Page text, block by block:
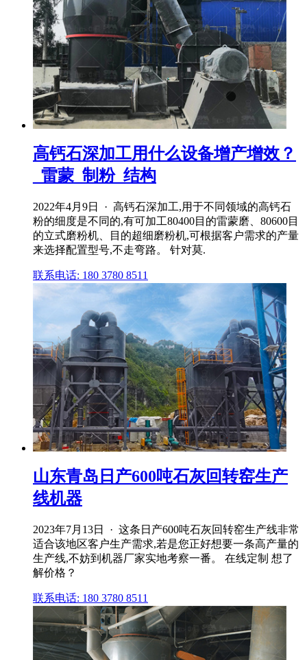
高钙石深加工用什么设备增产增效？
_雷蒙_制粉_结构
2022年4月9日 · 高钙石深加工,用于不同领域的高钙石
粉的细度是不同的,有可加工80400目的雷蒙磨、80600目
的立式磨粉机、目的超细磨粉机,可根据客户需求的产量
来选择配置型号,不走弯路。 针对莫.
联系电话: 180 3780 8511
山东青岛日产600吨石灰回转窑生产
线机器
2023年7月13日 · 这条日产600吨石灰回转窑生产线非常
适合该地区客户生产需求,若是您正好想要一条高产量的
生产线,不妨到机器厂家实地考察一番。 在线定制 想了
解价格？
联系电话: 180 3780 8511